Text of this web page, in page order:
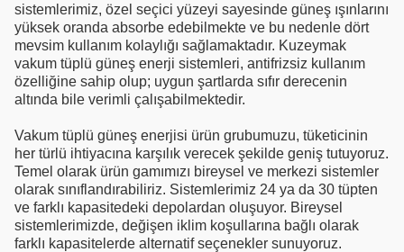
sistemlerimiz, özel seçici yüzeyi sayesinde güneş ışınlarını
yüksek oranda absorbe edebilmekte ve bu nedenle dört
mevsim kullanım kolaylığı sağlamaktadır. Kuzeymak
vakum tüplü güneş enerji sistemleri, antifrizsiz kullanım
özelliğine sahip olup; uygun şartlarda sıfır derecenin
altında bile verimli çalışabilmektedir.
Vakum tüplü güneş enerjisi ürün grubumuzu, tüketicinin
her türlü ihtiyacına karşılık verecek şekilde geniş tutuyoruz.
Temel olarak ürün gamımızı bireysel ve merkezi sistemler
olarak sınıflandırabiliriz. Sistemlerimiz 24 ya da 30 tüpten
ve farklı kapasitedeki depolardan oluşuyor. Bireysel
sistemlerimizde, değişen iklim koşullarına bağlı olarak
farklı kapasitelerde alternatif seçenekler sunuyoruz.